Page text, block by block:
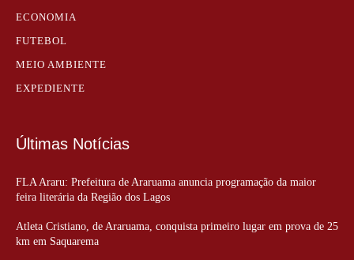
ECONOMIA
FUTEBOL
MEIO AMBIENTE
EXPEDIENTE
Últimas Notícias
FLA Araru: Prefeitura de Araruama anuncia programação da maior
feira literária da Região dos Lagos
Atleta Cristiano, de Araruama, conquista primeiro lugar em prova de 25
km em Saquarema